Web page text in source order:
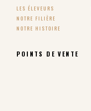
LES ÉLEVEURS
NOTRE FILIÈRE
NOTRE HISTOIRE
POINTS DE VENTE